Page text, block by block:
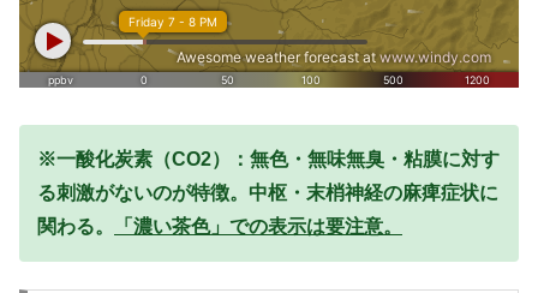
※一酸化炭素（CO2）：無色・無味無臭・粘膜に対す
る刺激がないのが特徴。中枢・末梢神経の麻痺症状に
関わる。
「濃い茶色」での表示は要注意。